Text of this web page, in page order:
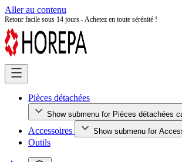
Aller au contenu
Retour facile sous 14 jours - Achetez en toute sérénité !
Pièces détachées
Show submenu for Pièces détachées
Accessoires Show submenu for
Outils